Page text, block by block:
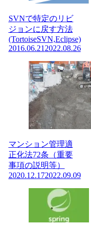
SVNで特定のリビ
ジョンに戻す方法
(TortoiseSVN,Eclipse)
2016.06.21 2022.08.26
マンション管理適
正化法72条（重要
事項の説明等）
2020.12.172022.09.09